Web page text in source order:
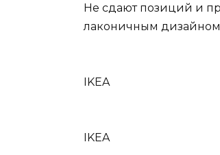
Не сдают позиций и
лаконичным
IKEA
IKEA